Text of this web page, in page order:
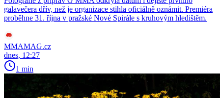
galavečera dřív, než je organizace stihla oficiálně oznámit. Premiéra
proběhne 31. října v pražské Nové Spirále s kruhovým hledištěm.
MMAMAG.cz
dnes, 12:27
1 min